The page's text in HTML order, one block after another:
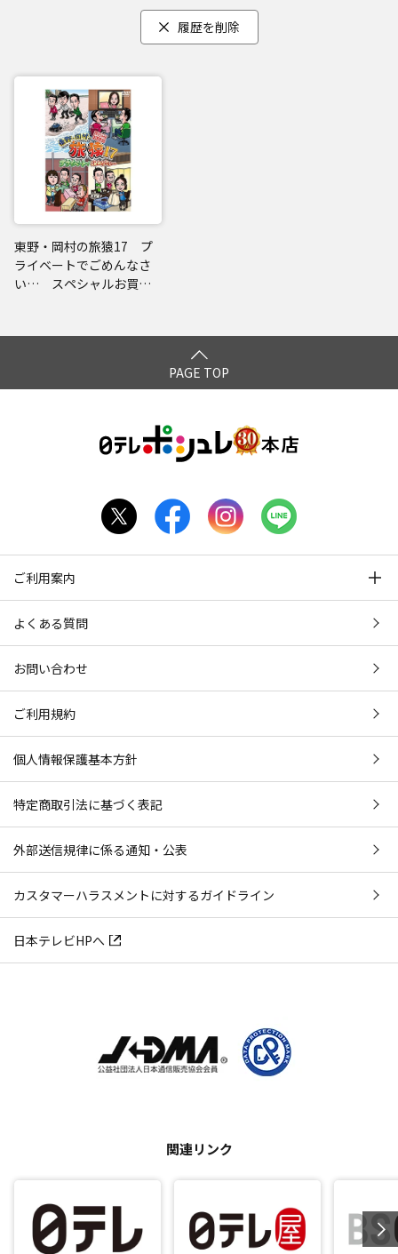
履歴を削除
東野・岡村の旅猿17 プ
ライベートでごめんなさ
い… スペシャルお買得
PAGE TOP
ご利用案内
よくある質問
お問い合わせ
ご利用規約
個人情報保護基本方針
特定商取引法に基づく表記
外部送信規律に係る通知・公表
カスタマーハラスメントに対するガイドライン
日本テレビHPへ
関連リンク